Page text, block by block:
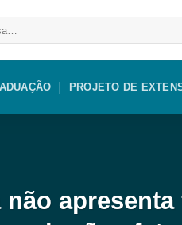
PROJETO DE